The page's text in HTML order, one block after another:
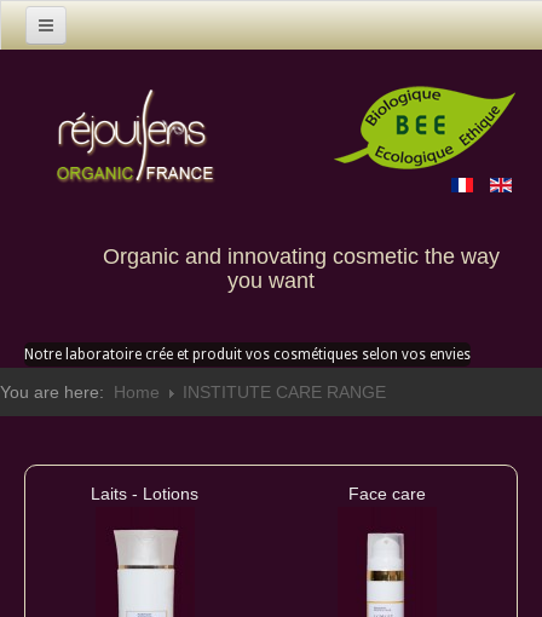
Organic and innovating cosmetic the way
you want
Products
Contact us
Notre laboratoire crée et produit vos cosmétiques selon vos envies
You are here: Home INSTITUTE CARE RANGE
Laits - Lotions Face care